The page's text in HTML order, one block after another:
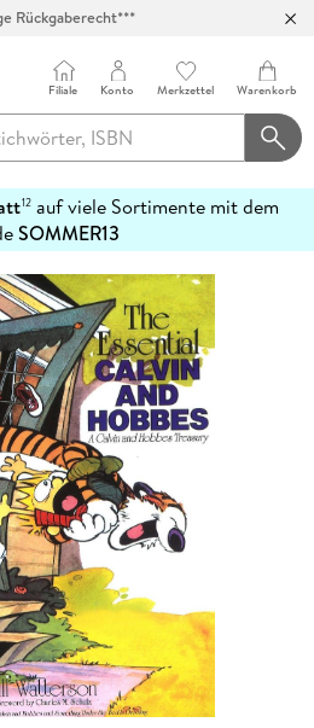
Filiale Konto Merkzettel Warenkorb
12auf viele Sortimente mit dem
SOMMER13